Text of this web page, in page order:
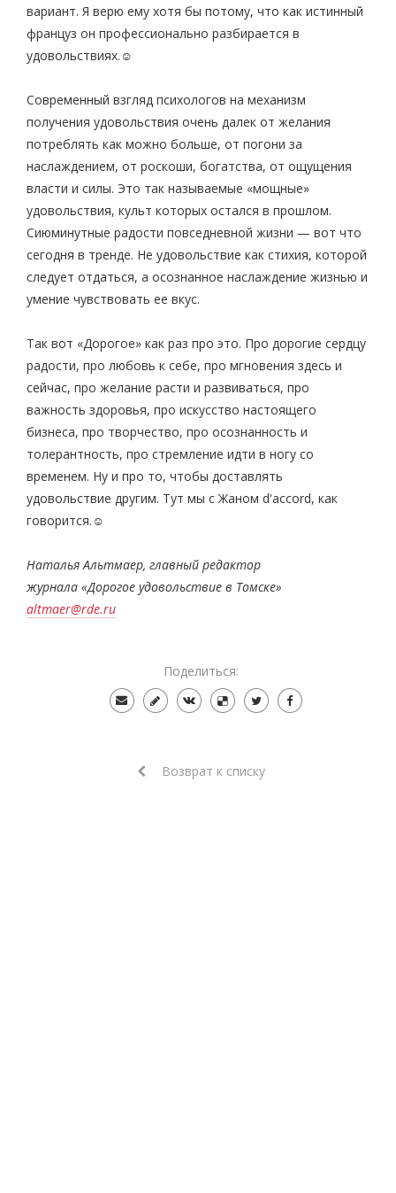
вариант. Я верю ему хотя бы потому, что как истинный
француз он профессионально разбирается в
удовольствиях.☺
Современный взгляд психологов на механизм
получения удовольствия очень далек от желания
потреблять как можно больше, от погони за
наслаждением, от роскоши, богатства, от ощущения
власти и силы. Это так называемые «мощные»
удовольствия, культ которых остался в прошлом.
Сиюминутные радости повседневной жизни — вот что
сегодня в тренде. Не удовольствие как стихия, которой
следует отдаться, а осознанное наслаждение жизнью и
умение чувствовать ее вкус.
Так вот «Дорогое» как раз про это. Про дорогие сердцу
радости, про любовь к себе, про мгновения здесь и
сейчас, про желание расти и развиваться, про
важность здоровья, про искусство настоящего
бизнеса, про творчество, про осознанность и
толерантность, про стремление идти в ногу со
временем. Ну и про то, чтобы доставлять
удовольствие другим. Тут мы с Жаном d'accord, как
говорится.☺
Наталья Альтмаер, главный редактор
журнала «Дорогое удовольствие в Томске»
altmaer@rde.ru
Поделиться:
Возврат к списку